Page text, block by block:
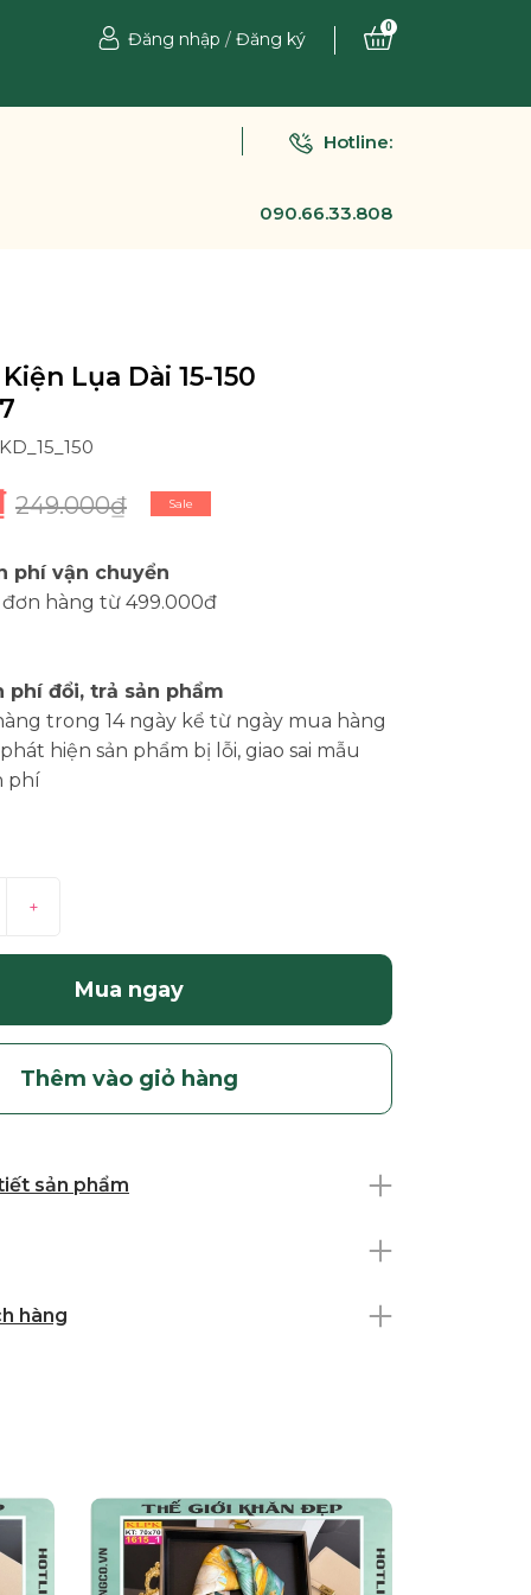
Đăng nhập / Đăng ký
0
Hotline:
090.66.33.808
Lụa Dài 15-150
249.000₫ Sale
phí vận chuyển
đơn hàng từ 499.000đ
phí đổi, trả sản phẩm
trong 14 ngày kể từ ngày mua hàng
hiện sản phẩm bị lỗi, giao sai mẫu
phí
+
Mua ngay
Thêm vào giỏ hàng
sản phẩm
hàng